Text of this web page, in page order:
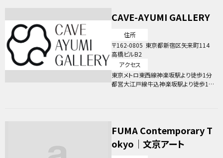
CAVE-AYUMI GALLERY
住所
162-0805 東京都新宿区矢来町114
高橋ビルB2
アクセス
東京メトロ東西線神楽坂駅より徒歩1分
都営大江戸線牛込神楽坂駅より徒歩10
FUMA Contemporary T
okyo｜文京アート